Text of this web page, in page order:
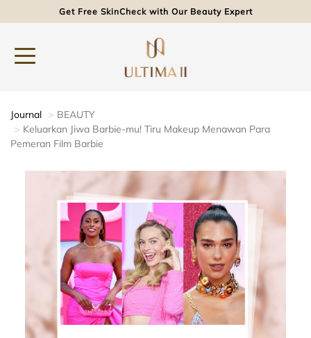
Get Free SkinCheck with Our Beauty Expert
Journal
BEAUTY
Keluarkan Jiwa Barbie-mu! Tiru Makeup Menawan Para
Pemeran Film Barbie